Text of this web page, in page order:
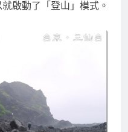
啟動了「登山」模式。